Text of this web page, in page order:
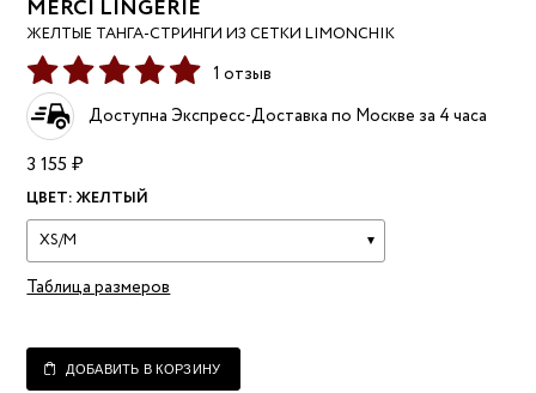
MERCI LINGERIE
ЖЕЛТЫЕ ТАНГА-СТРИНГИ ИЗ СЕТКИ LIMONCHIK
1 отзыв
Доступна Экспресс-Доставка по Москве за 4 часа
3 155 ₽
ЦВЕТ:ЖЕЛТЫЙ
XS/M
Таблица размеров
ДОБАВИТЬ В КОРЗИНУ